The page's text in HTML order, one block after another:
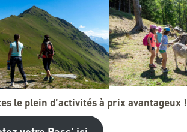
le plein d’activités à prix avantageux !